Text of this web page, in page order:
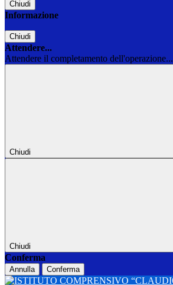
Chiudi
Informazione
Chiudi
Attendere...
Attendere il completamento dell'operazione...
Chiudi
Chiudi
Conferma
Annulla Conferma